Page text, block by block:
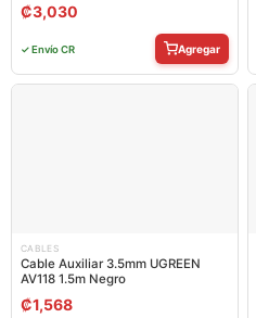
₡3,030
✓ Envío CR Agregar
CABLES
Cable Auxiliar 3.5mm UGREEN
AV118 1.5m Negro
₡1,568